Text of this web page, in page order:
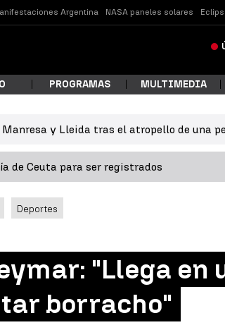
Argentina NASA paneles solares
PROGRAMAS MULTIMEDIA
y Lleida tras el atropello de una
de Ceuta para ser registrados
Deportes
"Llega en
borracho"